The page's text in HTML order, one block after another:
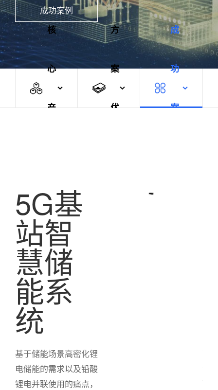
成功案例
核
心
产
方
案
优
成
功
案
5G基
站智
慧储
能系
统
基于储能场景高密化锂
电储能的需求以及铅酸
锂电并联使用的痛点，